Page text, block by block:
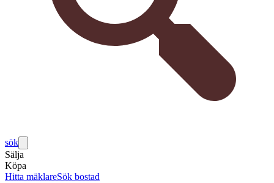
sök
Sälja
Köpa
Hitta mäklareSök bostad